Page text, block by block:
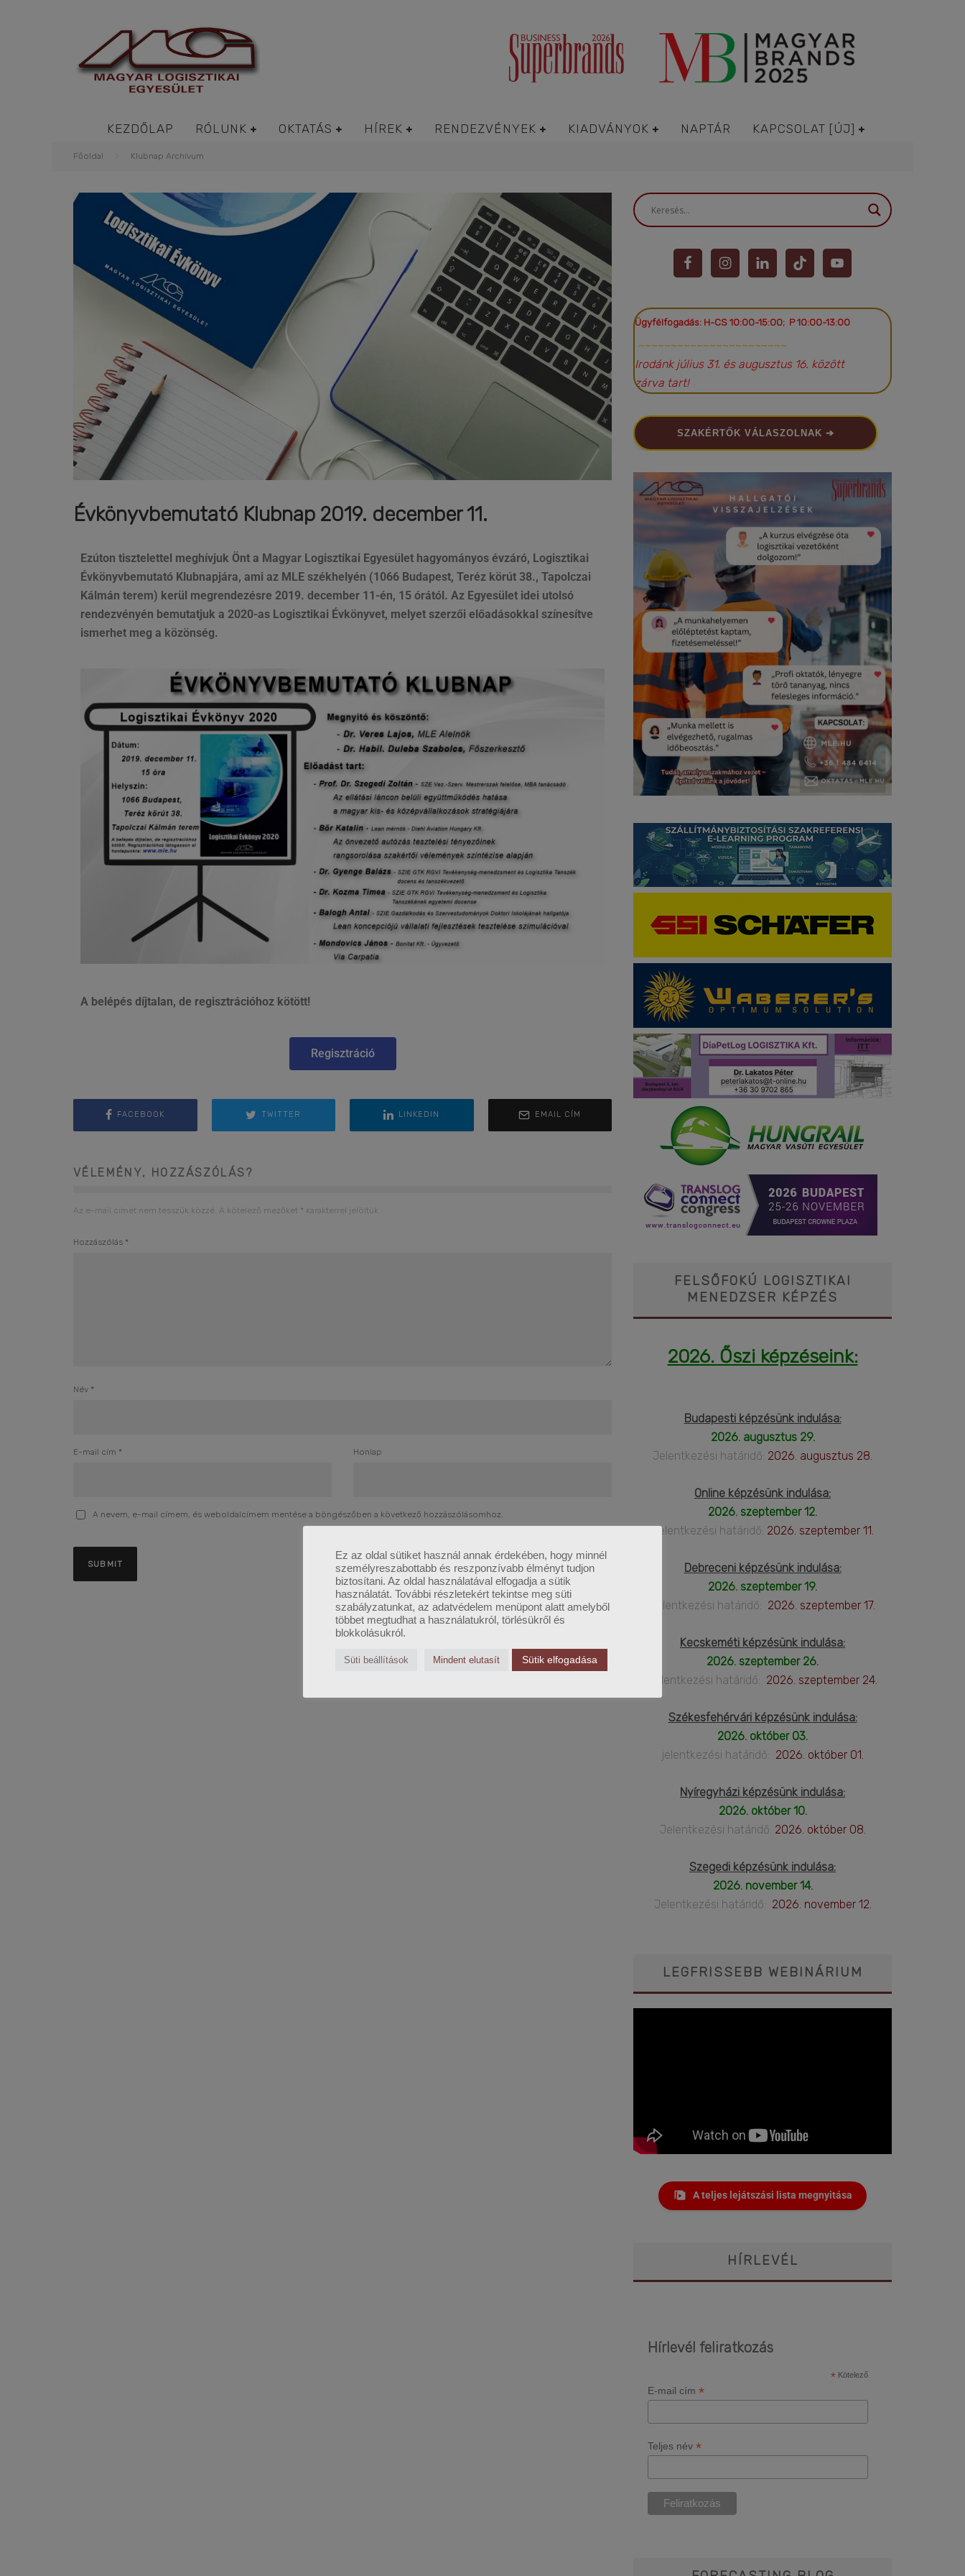
KEZDŐLAP RÓLUNK OKTATÁS HÍREK RENDEZVÉNYEK KIADVÁNYOK NAPTÁR KAPCSOLAT [ÚJ]
Főoldal Klubnap Archívum
Évkönyvbemutató Klubnap 2019. december 11.
Ezúton tisztelettel meghívjuk Önt a Magyar Logisztikai Egyesület hagyományos évzáró, Logisztikai
Évkönyvbemutató Klubnapjára, ami az MLE székhelyén (1066 Budapest, Teréz körút 38., Tapolczai
Kálmán terem) kerül megrendezésre 2019. december 11-én, 15 órától. Az Egyesület idei utolsó
rendezvényén bemutatjuk a 2020-as Logisztikai Évkönyvet, melyet szerzői előadásokkal színesítve
ismerhet meg a közönség.
A belépés díjtalan, de regisztrációhoz kötött!
Regisztráció
FACEBOOK TWITTER LINKEDIN EMAIL CÍM
VÉLEMÉNY, HOZZÁSZÓLÁS?
Az e-mail címet nem tesszük közzé. A kötelező mezőket * karakterrel jelöltük
Hozzászólás *
Név *
E-mail cím * Honlap
A nevem, e-mail címem, és weboldalcímem mentése a böngészőben a következő hozzászólásomhoz.
Ügyfélfogadás: H-CS 10:00-15:00; P 10:00-13:00
~~~~~~~~~~~~~~~~~~~~~~~
Irodánk július 31. és augusztus 16. között
zárva tart!
SZAKÉRTŐK VÁLASZOLNAK ➔
FELSŐFOKÚ LOGISZTIKAI
MENEDZSER KÉPZÉS
2026. Őszi képzéseink:
Budapesti képzésünk indulása:
2026. augusztus 29.
Jelentkezési határidő: 2026. augusztus 28.
Online képzésünk indulása:
2026. szeptember 12.
Jelentkezési határidő: 2026. szeptember 11.
Debreceni képzésünk indulása:
2026. szeptember 19.
Jelentkezési határidő: 2026. szeptember 17.
Kecskeméti képzésünk indulása:
2026. szeptember 26.
Jelentkezési határidő: 2026. szeptember 24.
Székesfehérvári képzésünk indulása:
2026. október 03.
jelentkezési határidő: 2026. október 01.
Nyíregyházi képzésünk indulása:
2026. október 10.
Jelentkezési határidő: 2026. október 08.
Szegedi képzésünk indulása:
2026. november 14.
Jelentkezési határidő: 2026. november 12.
LEGFRISSEBB WEBINÁRIUM
A teljes lejátszási lista megnyitása
HÍRLEVÉL
Hírlevél feliratkozás
* Kötelező
E-mail cím *
Teljes név *
Ez az oldal sütiket használ annak érdekében, hogy minnél
személyreszabottabb és reszponzívabb élményt tudjon
biztosítani. Az oldal használatával elfogadja a sütik
használatát. További részletekért tekintse meg süti
szabályzatunkat, az adatvédelem menüpont alatt amelyből
többet megtudhat a használatukról, törlésükről és
blokkolásukról.
Süti beállítások Mindent elutasít Sütik elfogadása